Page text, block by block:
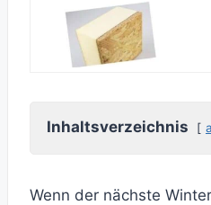
Inhaltsverzeichnis
Wenn der nächste